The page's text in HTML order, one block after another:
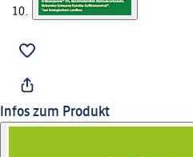
Infos zum Produkt